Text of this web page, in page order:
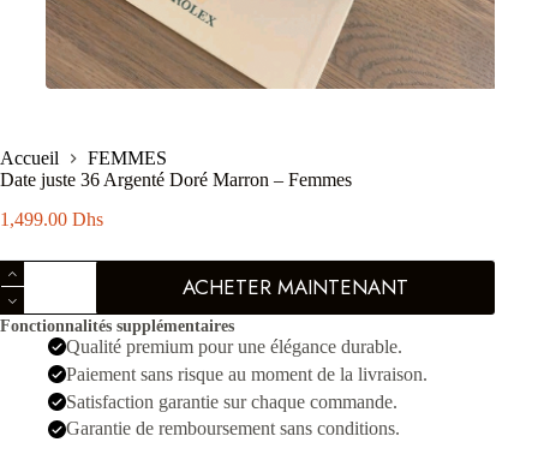
Accueil
FEMMES
Date juste 36 Argenté Doré Marron – Femmes
1,499.00 Dhs
quantité
de
Date
juste
Argenté
Marron
ACHETER MAINTENANT
Fonctionnalités supplémentaires
Qualité premium pour une élégance durable.
Paiement sans risque au moment de la livraison.
Satisfaction garantie sur chaque commande.
Garantie de remboursement sans conditions.